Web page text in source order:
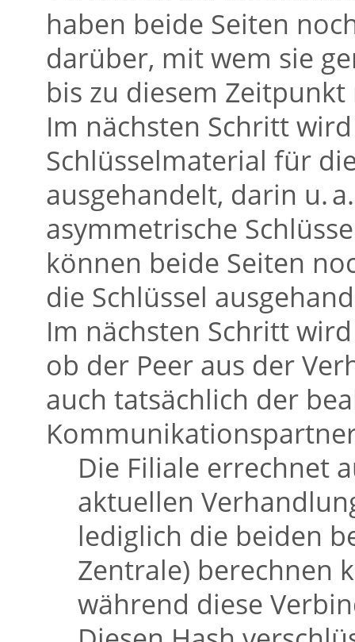
haben beide Seiten
darüber, mit wem sie
bis zu diesem
Im nächsten Schritt
Schlüsselmaterial für
ausgehandelt, darin u.
asymmetrische
können beide Seiten
die Schlüssel
Im nächsten Schritt
ob der Peer aus der
auch tatsächlich der
Die Filiale errechnet
aktuellen
lediglich die beiden
Zentrale) berechnen
während diese